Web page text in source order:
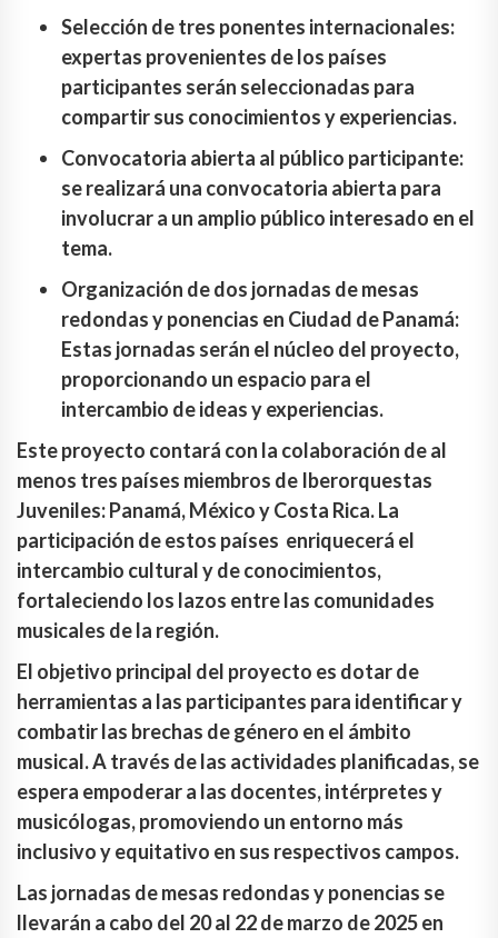
Selección de tres ponentes internacionales:
expertas provenientes de los países
participantes serán seleccionadas para
compartir sus conocimientos y experiencias.
Convocatoria abierta al público participante:
se realizará una convocatoria abierta para
involucrar a un amplio público interesado en el
tema.
Organización de dos jornadas de mesas
redondas y ponencias en Ciudad de Panamá:
Estas jornadas serán el núcleo del proyecto,
proporcionando un espacio para el
intercambio de ideas y experiencias.
Este proyecto contará con la colaboración de al
menos tres países miembros de Iberorquestas
Juveniles: Panamá, México y Costa Rica. La
participación de estos países enriquecerá el
intercambio cultural y de conocimientos,
fortaleciendo los lazos entre las comunidades
musicales de la región.
El objetivo principal del proyecto es dotar de
herramientas a las participantes para identificar y
combatir las brechas de género en el ámbito
musical. A través de las actividades planificadas, se
espera empoderar a las docentes, intérpretes y
musicólogas, promoviendo un entorno más
inclusivo y equitativo en sus respectivos campos.
Las jornadas de mesas redondas y ponencias se
llevarán a cabo del 20 al 22 de marzo de 2025 en